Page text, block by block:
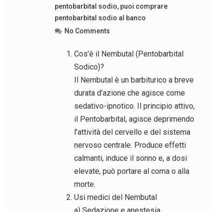
pentobarbital sodio, puoi comprare
pentobarbital sodio al banco
No Comments
Cos’è il Nembutal (Pentobarbital
Sodico)?
Il Nembutal è un barbiturico a breve
durata d’azione che agisce come
sedativo-ipnotico. Il principio attivo,
il Pentobarbital, agisce deprimendo
l’attività del cervello e del sistema
nervoso centrale. Produce effetti
calmanti, induce il sonno e, a dosi
elevate, può portare al coma o alla
morte.
Usi medici del Nembutal